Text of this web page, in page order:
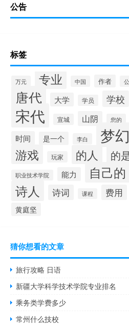
公告
标签
万元 专业 中国 作者
唐代 大学 学员 学校
宋代 宣城 山阴 您的
时间 是一个 李白 梦
游戏 玩家 的人 的
职业技术学院 能力 自己的
诗人 诗词 课程 费用
黄庭坚
猜你想看的文章
旅行攻略 日语
新疆大学科学技术学院专业排名
乘务类学费多少
常州什么技校